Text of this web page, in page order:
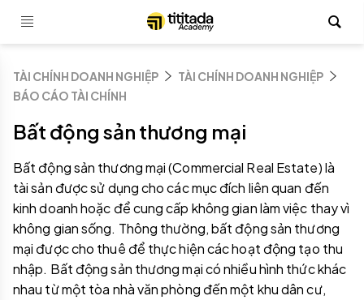
TÀI CHÍNH DOANH NGHIỆP
TÀI CHÍNH DOANH NGHIỆP
BÁO CÁO TÀI CHÍNH
Bất động sản thương mại
Bất động sản thương mại (Commercial Real Estate) là
tài sản được sử dụng cho các mục đích liên quan đến
kinh doanh hoặc để cung cấp không gian làm việc thay vì
không gian sống. Thông thường, bất động sản thương
mại được cho thuê để thực hiện các hoạt động tạo thu
nhập. Bất động sản thương mại có nhiều hình thức khác
nhau từ một tòa nhà văn phòng đến một khu dân cư,